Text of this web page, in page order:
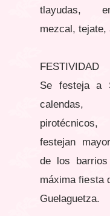
tlayudas,
mezcal, tejate,
FESTIVIDAD
Se festeja a
calendas,
festejan
de los
máxima fiesta
Guelaguetza.